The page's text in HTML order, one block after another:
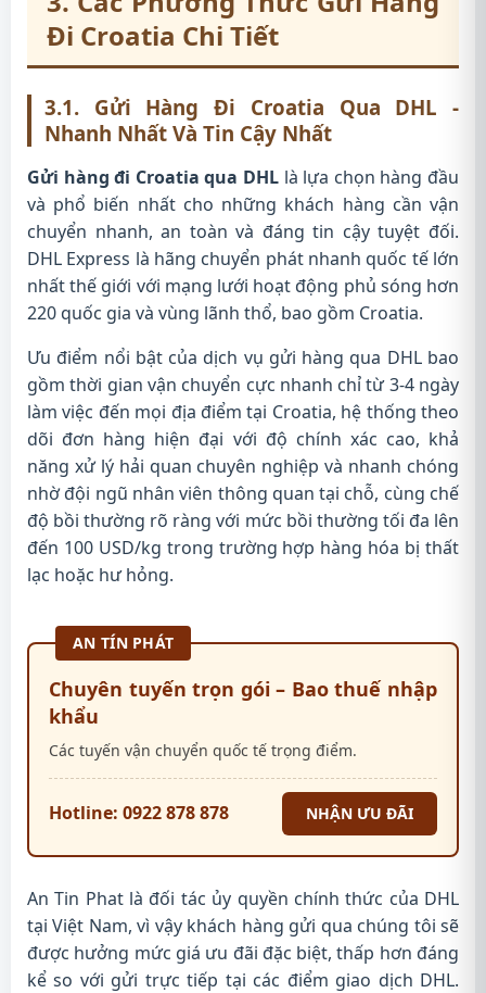
Đi Croatia Chi Tiết
3.1. Gửi Hàng Đi Croatia Qua DHL -
Nhanh Nhất Và Tin Cậy Nhất
Gửi hàng đi Croatia qua DHL là lựa chọn hàng đầu
và phổ biến nhất cho những khách hàng cần vận
chuyển nhanh, an toàn và đáng tin cậy tuyệt đối.
DHL Express là hãng chuyển phát nhanh quốc tế lớn
nhất thế giới với mạng lưới hoạt động phủ sóng hơn
220 quốc gia và vùng lãnh thổ, bao gồm Croatia.
Ưu điểm nổi bật của dịch vụ gửi hàng qua DHL bao
gồm thời gian vận chuyển cực nhanh chỉ từ 3-4 ngày
làm việc đến mọi địa điểm tại Croatia, hệ thống theo
dõi đơn hàng hiện đại với độ chính xác cao, khả
năng xử lý hải quan chuyên nghiệp và nhanh chóng
nhờ đội ngũ nhân viên thông quan tại chỗ, cùng chế
độ bồi thường rõ ràng với mức bồi thường tối đa lên
đến 100 USD/kg trong trường hợp hàng hóa bị thất
lạc hoặc hư hỏng.
AN TÍN PHÁT
Chuyên tuyến trọn gói – Bao thuế nhập
khẩu
Các tuyến vận chuyển quốc tế trọng điểm.
Hotline: 0922 878 878 NHẬN ƯU ĐÃI
An Tin Phat là đối tác ủy quyền chính thức của DHL
tại Việt Nam, vì vậy khách hàng gửi qua chúng tôi sẽ
được hưởng mức giá ưu đãi đặc biệt, thấp hơn đáng
kể so với gửi trực tiếp tại các điểm giao dịch DHL.